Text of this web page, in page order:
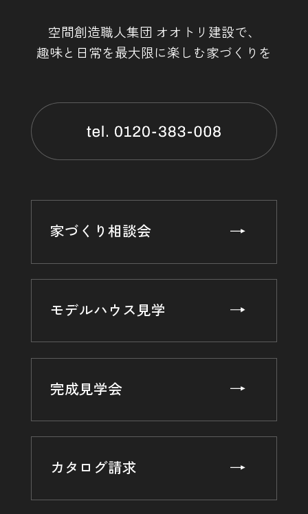
空間創造職人集団 オオトリ建設で、
趣味と日常を最大限に楽しむ家づくりを
家づくり相談会
モデルハウス見学
完成見学会
カタログ請求